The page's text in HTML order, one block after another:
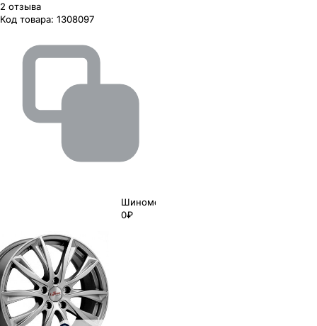
2 отзыва
Код товара: 1308097
Шиномонтаж
0₽